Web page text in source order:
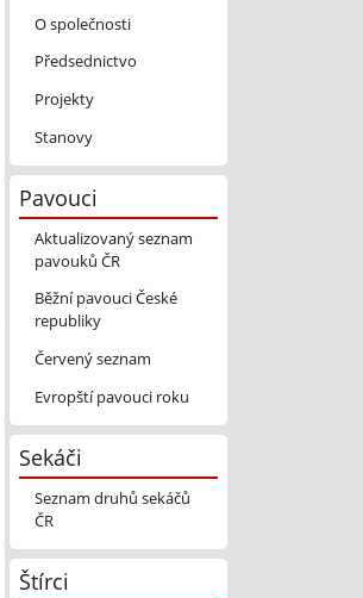
O společnosti
Předsednictvo
Projekty
Stanovy
Pavouci
Aktualizovaný seznam
pavouků ČR
Běžní pavouci České
republiky
Červený seznam
Evropští pavouci roku
Sekáči
Seznam druhů sekáčů
ČR
Štírci